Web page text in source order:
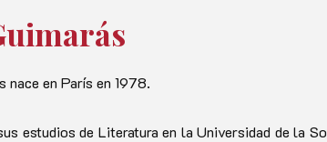
nace en París en 1978.
estudios de Literatura en la Universidad de la